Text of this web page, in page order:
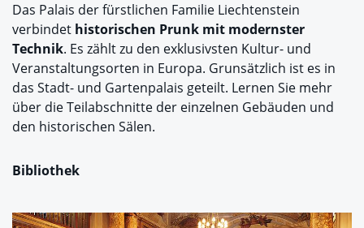
Das Palais der fürstlichen Familie Liechtenstein
verbindet historischen Prunk mit modernster
Technik. Es zählt zu den exklusivsten Kultur- und
Veranstaltungsorten in Europa. Grunsätzlich ist es in
das Stadt- und Gartenpalais geteilt. Lernen Sie mehr
über die Teilabschnitte der einzelnen Gebäuden und
den historischen Sälen.
Bibliothek